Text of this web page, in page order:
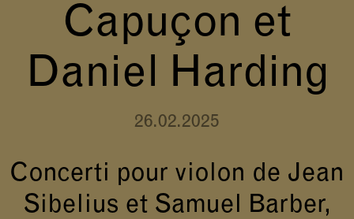
Capuçon et
Daniel Harding
26.02.2025
Concerti pour violon de Jean
Sibelius et Samuel Barber,